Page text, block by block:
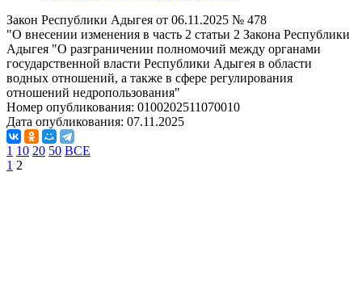
Закон Республики Адыгея от 06.11.2025 № 478
"О внесении изменения в часть 2 статьи 2 Закона Республики
Адыгея "О разграничении полномочий между органами
государственной власти Республики Адыгея в области
водных отношений, а также в сфере регулирования
отношений недропользования"
Номер опубликования: 0100202511070010
Дата опубликования: 07.11.2025
1 10 20 50 ВСЕ
1 2